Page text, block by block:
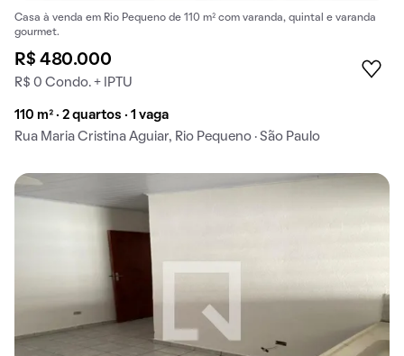
Casa à venda em Rio Pequeno de 110 m² com varanda, quintal e varanda
gourmet.
R$ 480.000
R$ 0 Condo. + IPTU
110 m² · 2 quartos · 1 vaga
Rua Maria Cristina Aguiar, Rio Pequeno · São Paulo